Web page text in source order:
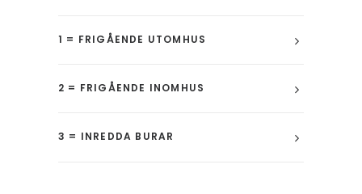
1 = FRIGÅENDE UTOMHUS
2 = FRIGÅENDE INOMHUS
3 = INREDDA BURAR